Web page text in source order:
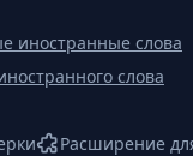
иностранные слова
слова
Расширение